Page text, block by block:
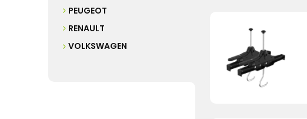
PEUGEOT
RENAULT
VOLKSWAGEN